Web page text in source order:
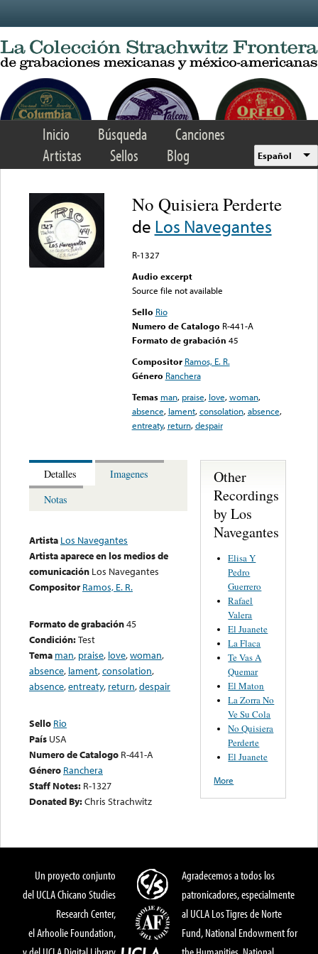
Inicio Búsqueda
Canciones
Artistas
Sellos Blog Español
No Quisiera Perderte
de Los Navegantes
R-1327
Audio excerpt
Source file not available
Sello Rio
Numero de Catalogo R-441-A
Formato de grabación 45
Compositor Ramos, E. R.
Género Ranchera
Temas man, praise, love,woman,
absence, lament,consolation,absence,
entreaty, return,despair
Detalles
Imagenes
Notas
Artista Los Navegantes
Artista aparece en los medios de
comunicación Los Navegantes
Compositor Ramos, E. R.
Formato de grabación45
Condición:Test
Tema man, praise, love,woman,
absence, lament,consolation,
absence,entreaty, return,despair
Sello Rio
País USA
Numero de Catalogo R-441-A
Género Ranchera
Staff Notes: R-1327
Donated By:Chris Strachwitz
Other
Recordings
by Los
Navegantes
Elisa Y
Pedro
Guerrero
Rafael
Valera
El Juanete
La Flaca
Te Vas A
Quemar
El Maton
La Zorra No
Ve Su Cola
No Quisiera
Perderte
El Juanete
More
Un proyecto conjunto
del UCLA Chicano Studies
Research Center,
el Arhoolie Foundation,
Agradecemos a todos los
patronicadores, especialmente
al UCLA Los Tigres de Norte
Fund, National Endowment for